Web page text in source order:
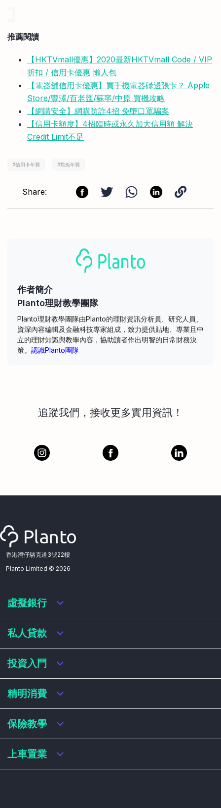
推薦閱讀
【HKTVmall優惠】2020最新HKTVmall Code / VIP
折扣 / 信用卡優惠 懶人包
【電器舖信用卡優惠】買手機電器碌邊張卡？ Apple
Store/豐澤/百老匯/蘇寧/中原 買機攻略
【網購安全】網購防詐4招 免墮口罩騙案
【信用卡額度】4招臨時或永久加大信用額 解決
Credit Limit不足
#信用卡年費 #豁免年費
Share:
作者簡介
Planto理財教學團隊
Planto理財教學團隊由Planto的理財資訊分析員、研究人員、
資深內容編輯及金融科技專家組成，致力提供貼地、專業且中
立的理財知識與教學內容，協助讀者作出明智的日常財務決
策。 認識Planto團隊
追蹤我們，接收更多實用資訊！
香港灣仔駱克道3號22樓
Planto Limited © 2026
虛擬銀行
虛擬銀行迎新優惠
虛擬銀行存款利率比較
虛擬銀行銀扣賬卡 / 信用卡
虛擬銀行貸款
私人貸款
私人貸款年利率比較
網上即批貸款
結餘轉戶
稅務貸款
財務公司貸款
投資入門
港股戶口收費及迎新優惠
基金平台比較
買加密貨幣教學
精明消費
網購信用卡
飛行里數信用卡
學生信用卡
保險教學
買保險基本概念
上車置業